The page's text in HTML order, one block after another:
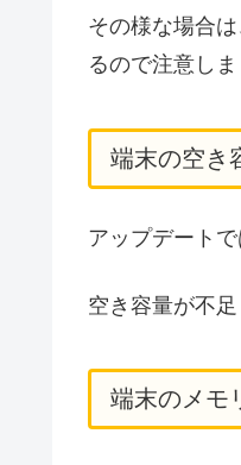
その様な場合
るので注意しま
端末の空き
アップデート
空き容量が不
端末のメモ